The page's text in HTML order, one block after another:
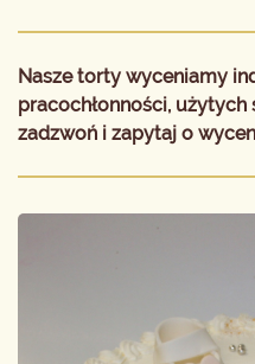
Nasze torty wyceniamy
pracochłonności,
zadzwoń i zapytaj o